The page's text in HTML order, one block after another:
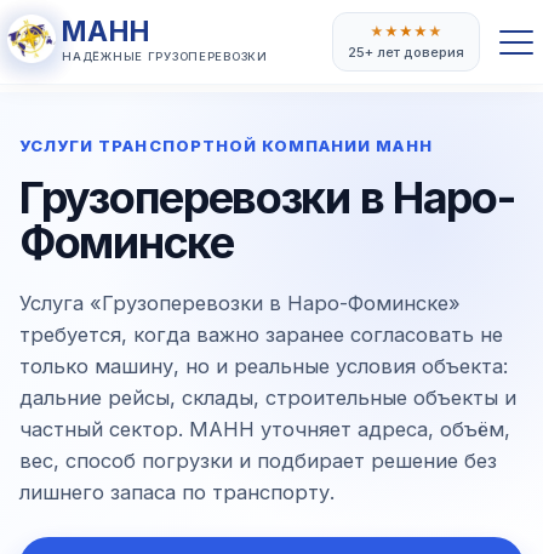
МАНН
НАДЁЖНЫЕ ГРУЗОПЕРЕВОЗКИ
★★★★★
25+ лет доверия
УСЛУГИ ТРАНСПОРТНОЙ КОМПАНИИ МАНН
Грузоперевозки в Наро-
Фоминске
Услуга «Грузоперевозки в Наро-Фоминске»
требуется, когда важно заранее согласовать не
только машину, но и реальные условия объекта:
дальние рейсы, склады, строительные объекты и
частный сектор. МАНН уточняет адреса, объём,
вес, способ погрузки и подбирает решение без
лишнего запаса по транспорту.